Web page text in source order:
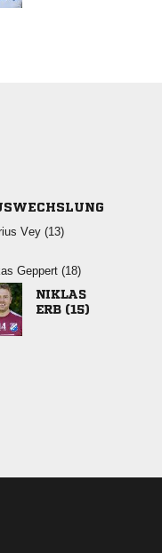
 
 

 